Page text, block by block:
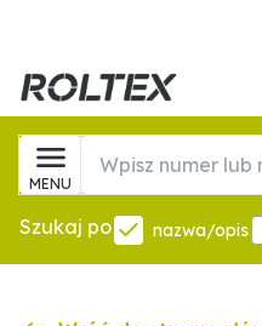
MENU
Szukaj po nazwa/opis